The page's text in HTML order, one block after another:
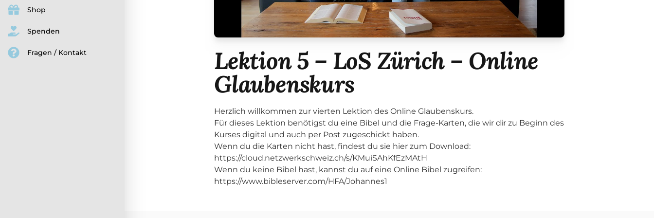
Lektion 5 – LoS Zürich – Online
Glaubenskurs
Herzlich willkommen zur vierten Lektion des Online Glaubenskurs.
Für dieses Lektion benötigst du eine Bibel und die Frage-Karten, die wir dir zu Beginn des
Kurses digital und auch per Post zugeschickt haben.
Wenn du die Karten nicht hast, findest du sie hier zum Download:
https://cloud.netzwerkschweiz.ch/s/KMuiSAhKfEzMAtH
Wenn du keine Bibel hast, kannst du auf eine Online Bibel zugreifen:
https://www.bibleserver.com/HFA/Johannes1
Shop
Spenden
Fragen / Kontakt